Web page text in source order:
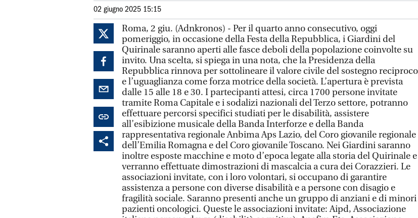
02 giugno 2025 15:15
Roma, 2 giu. (Adnkronos) - Per il quarto anno consecutivo, oggi
pomeriggio, in occasione della Festa della Repubblica, i Giardini del
Quirinale saranno aperti alle fasce deboli della popolazione coinvolte su
invito. Una scelta, si spiega in una nota, che la Presidenza della
Repubblica rinnova per sottolineare il valore civile del sostegno reciproco
e l’uguaglianza come forza motrice della società. L’apertura è prevista
dalle 15 alle 18 e 30. I partecipanti attesi, circa 1700 persone invitate
tramite Roma Capitale e i sodalizi nazionali del Terzo settore, potranno
effettuare percorsi specifici studiati per le disabilità, assistere
all’esibizione musicale della Banda Interforze e della Banda
rappresentativa regionale Anbima Aps Lazio, del Coro giovanile regionale
dell’Emilia Romagna e del Coro giovanile Toscano. Nei Giardini saranno
inoltre esposte macchine e moto d’epoca legate alla storia del Quirinale e
verranno effettuate dimostrazioni di mascalcia a cura dei Corazzieri. Le
associazioni invitate, con i loro volontari, si occupano di garantire
assistenza a persone con diverse disabilità e a persone con disagio e
fragilità sociale. Saranno presenti anche un gruppo di anziani e di minori
pazienti oncologici. Queste le associazioni invitate: Aipd, Associazione